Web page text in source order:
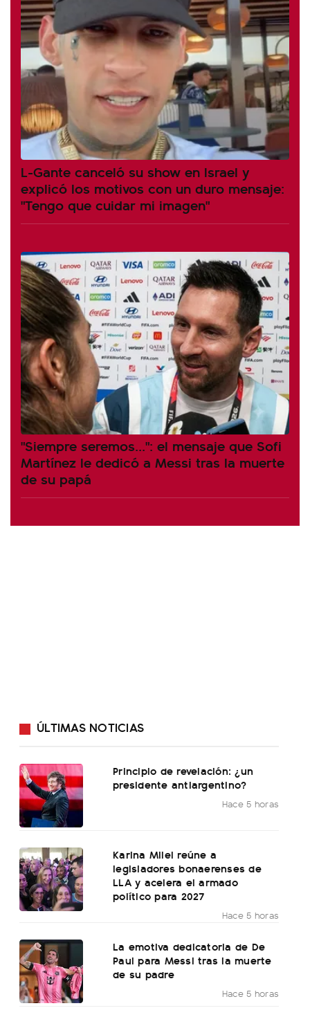
L-Gante canceló su show en Israel y
explicó los motivos con un duro mensaje:
"Tengo que cuidar mi imagen"
"Siempre seremos...": el mensaje que Sofi
Martínez le dedicó a Messi tras la muerte
de su papá
ÚLTIMAS NOTICIAS
Principio de revelación: ¿un
presidente antiargentino?
Hace 5 horas
Karina Milei reúne a
legisladores bonaerenses de
LLA y acelera el armado
político para 2027
Hace 5 horas
La emotiva dedicatoria de De
Paul para Messi tras la muerte
de su padre
Hace 5 horas